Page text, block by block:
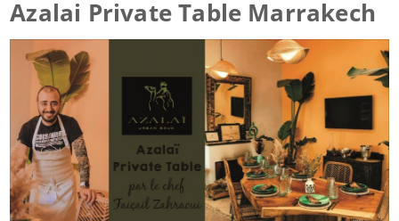
Azalai Private Table Marrakech